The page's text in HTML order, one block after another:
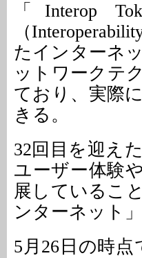
「Interop
（
たインターネ
ットワークテ
ており、実際
きる。
32回目を迎え
ユーザー体験
展しているこ
ンターネット
5月26日の時